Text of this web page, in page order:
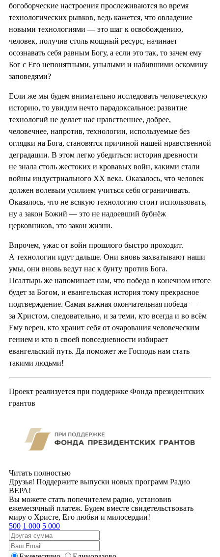
богоборческие настроения прослеживаются во время
технологических рывков, ведь кажется, что овладение
новыми технологиями — это шаг к освобождению,
человек, получив столь мощный ресурс, начинает
осознавать себя равным Богу, а если это так, то зачем ему
Бог с Его непонятными, унылыми и набившими оскомину
заповедями?
Если же мы будем внимательно исследовать человеческую
историю, то увидим нечто парадоксальное: развитие
технологий не делает нас нравственнее, добрее,
человечнее, напротив, технологии, используемые без
оглядки на Бога, становятся причиной нашей нравственной
деградации. В этом легко убедиться: история древности
не знала столь жестоких и кровавых войн, какими стали
войны индустриального XX века. Оказалось, что человек
должен волевым усилием учиться себя ограничивать.
Оказалось, что не всякую технологию стоит использовать,
ну а закон Божий — это не надоевший бубнёж
церковников, это закон жизни.
Впрочем, ужас от войн прошлого быстро проходит.
А технологии идут дальше. Они вновь захватывают наши
умы, они вновь ведут нас к бунту против Бога.
Псалтырь же напоминает нам, что победа в конечном итоге
будет за Богом, и евангельская история тому прекрасное
подтверждение. Самая важная окончательная победа —
за Христом, следовательно, и за теми, кто всегда и во всём
Ему верен, кто хранит себя от очарования человеческим
гением и кто в своей повседневности избирает
евангельский путь. Да поможет же Господь нам стать
такими людьми!
Проект реализуется при поддержке Фонда президентских
грантов
Читать полностью
Друзья! Поддержите выпуски новых программ Радио
ВЕРА!
Вы можете стать попечителем радио, установив
ежемесячный платеж. Будем вместе свидетельствовать
миру о Христе, Его любви и милосердии!
500 1 000 5 000